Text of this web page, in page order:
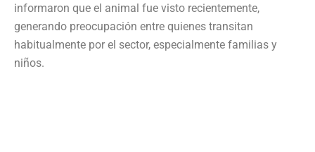
informaron que el animal fue visto recientemente,
generando preocupación entre quienes transitan
habitualmente por el sector, especialmente familias y
niños.